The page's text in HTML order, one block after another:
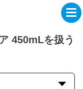
450mLを扱う